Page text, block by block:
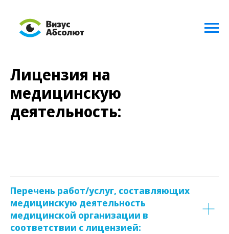
Лицензия на
медицинскую
деятельность:
Перечень работ/услуг, составляющих
медицинскую деятельность
медицинской организации в
соответствии с лицензией: